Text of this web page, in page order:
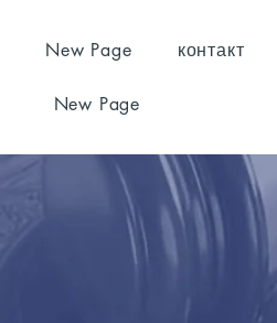
New Page контакт
New Page